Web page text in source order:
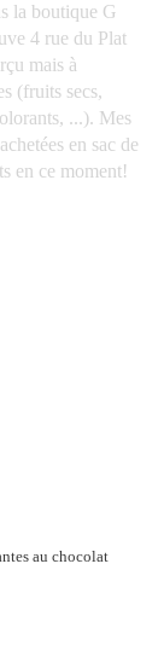
la boutique G
4 rue du Plat
mais à
(fruits secs,
...). Mes
en sac de
en ce moment!
au chocolat